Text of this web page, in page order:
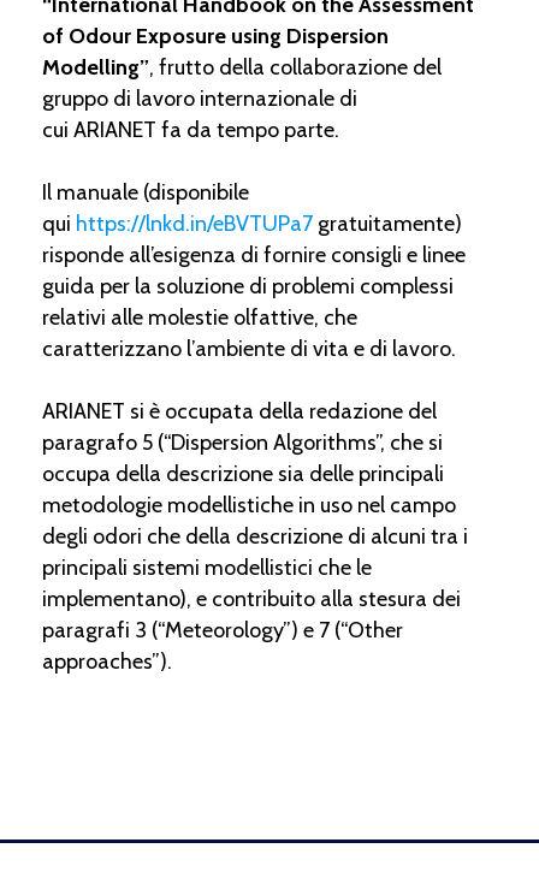
of Odour Exposure using Dispersion
Modelling”, frutto della collaborazione del
gruppo di lavoro internazionale di
cui ARIANET fa da tempo parte.
Il manuale (disponibile
qui https://lnkd.in/eBVTUPa7 gratuitamente)
risponde all’esigenza di fornire consigli e linee
guida per la soluzione di problemi complessi
relativi alle molestie olfattive, che
caratterizzano l’ambiente di vita e di lavoro.
ARIANET si è occupata della redazione del
paragrafo 5 (“Dispersion Algorithms”, che si
occupa della descrizione sia delle principali
metodologie modellistiche in uso nel campo
degli odori che della descrizione di alcuni tra i
principali sistemi modellistici che le
implementano), e contribuito alla stesura dei
paragrafi 3 (“Meteorology”) e 7 (“Other
approaches”).